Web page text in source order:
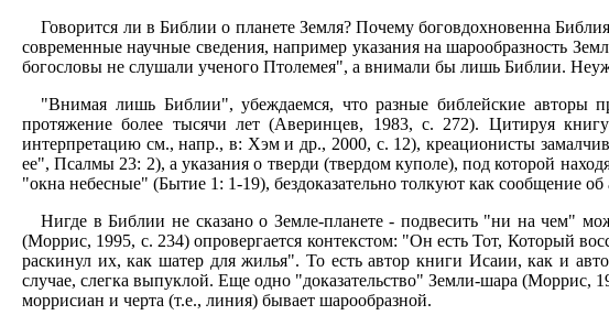
Говорится ли в Библии о планете Земля? Почему боговдохновенна
современные научные сведения, например указания на шарообразность
богословы не слушали ученого Птолемея", а внимали бы лишь Библии.
"Внимая лишь Библии", убеждаемся, что разные библейские авторы
протяжение более тысячи лет (Аверинцев, 1983, с. 272). Цитируя
интерпретацию см., напр., в: Хэм и др., 2000, с. 12), креационисты
ее", Псалмы 23: 2), а указания о тверди (твердом куполе), под которой
"окна небесные" (Бытие 1: 1-19), бездоказательно толкуют как сообщение
Нигде в Библии не сказано о Земле-планете - подвесить "ни на чем"
(Моррис, 1995, с. 234) опровергается контекстом: "Он есть Тот, Который
раскинул их, как шатер для жилья". То есть автор книги Исаии, как и
случае, слегка выпуклой. Еще одно "доказательство" Земли-шара (Моррис,
моррисиан и черта (т.е., линия) бывает шарообразной.